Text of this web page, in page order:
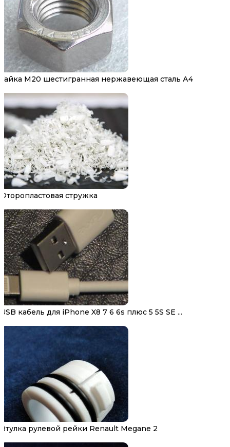
Гайка М20 шестигранная нержавеющая сталь А4
Фторопластовая стружка
USB кабель для iPhone X8 7 6 6s плюс 5 5S SE ...
Втулка рулевой рейки Renault Megane 2